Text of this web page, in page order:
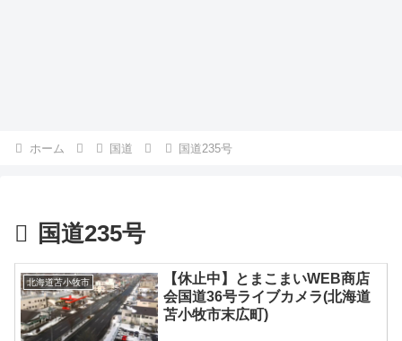
ホーム 国道 国道235号
国道235号
北海道苫小牧市
【休止中】とまこまいWEB商店
会国道36号ライブカメラ(北海道
苫小牧市末広町)